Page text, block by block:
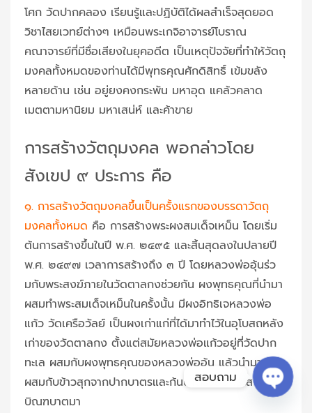
โศก วัดปากคลอง เรียนรู้และปฏิบัติได้ผลสำเร็จสุดยอด
วิชาไสยเวทย์ต่างๆ เหมือนพระเกจิอาจารย์โบราณ
คณาจารย์ที่มีชื่อเสียงในยุคอดีต เป็นเหตุปัจจัยที่ทำให้วัตถุ
มงคลทั้งหมดของท่านได้มีพุทธคุณศักดิสิทธิ์ เข้มขลัง
หลายด้าน เช่น อยู่ยงคงกระพัน มหาอุด แคล้วคลาด
เมตตามหานิยม มหาเสน่ห์ และค้าขาย
การสร้างวัตถุมงคล พอกล่าวโดย
สังเขป ๙ ประการ คือ
๑. การสร้างวัตถุมงคลขึ้นเป็นครั้งแรกของบรรดาวัตถุ
มงคลทั้งหมด คือ การสร้างพระผงสมเด็จเหม็น โดยเริ่ม
ต้นการสร้างขึ้นในปี พ.ศ. ๒๔๙๕ และสิ้นสุดลงในปลายปี
พ.ศ. ๒๔๙๗ เวลาการสร้างถึง ๓ ปี โดยหลวงพ่ออุ้นร่ว
มกับพระสงฆ์ภายในวัดตาลกงช่วยกัน ผงพุทธคุณที่นำมา
ผสมทำพระสมเด็จเหม็นในครั้งนั้น มีผงอิทธิเจหลวงพ่อ
แก้ว วัดเครือวัลย์ เป็นผงเก่าแก่ที่ได้มาทำไว้ในอุโบสถหลัง
เก่าของวัดตาลกง ตั้งแต่สมัยหลวงพ่อแก้วอยู่ที่วัดปาก
ทะเล ผสมกับผงพุทธคุณของหลวงพ่ออุ้น แล้วนำมาหมัก
ผสมกับข้าวสุกจากปากบาตรและก้นบาตรของพระสงฆ์ที่ได้
บิณฑบาตมา
สอบถาม
Open